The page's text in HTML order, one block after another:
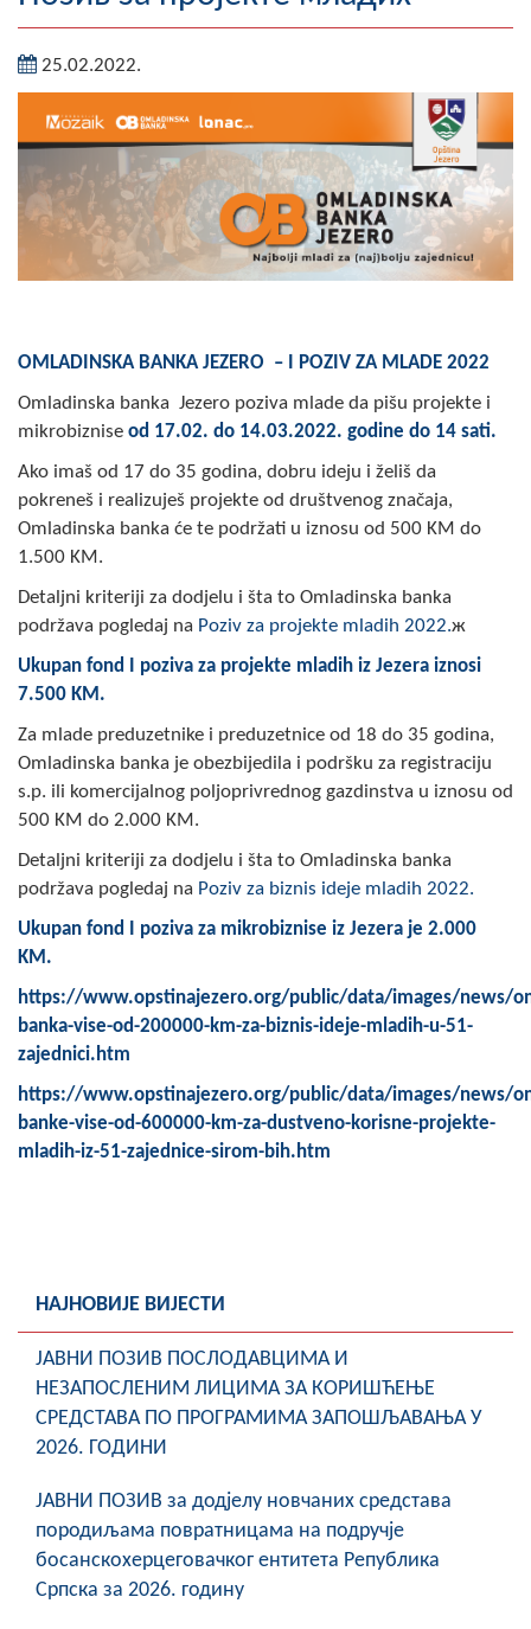
Географија
Насељена мјеста
Занимљивости
Фотогалерија
НАЧЕЛНИК
Замјеник начелника
Извјештај о раду начелника
СКУПШТИНА
Статут Општине
Скупштинско вијеће општине језеро
Састав Скупштине
Службени Гласници
ОПШТИНСКА УПРАВА
ИНФО
Вијести
Активности
Јавни позиви
Заштита од пожара
COVID 19
Геоистраживања
Туризам
Спорт
КОНТАКТ
25.02.2022.
OMLADINSKA BANKA JEZERO – I POZIV ZA MLADE 2022
Omladinska banka Jezero poziva mlade da pišu projekte i
mikrobiznise od 17.02. do 14.03.2022. godine do 14 sati.
Ako imaš od 17 do 35 godina, dobru ideju i želiš da
pokreneš i realizuješ projekte od društvenog značaja,
Omladinska banka će te podržati u iznosu od 500 KM do
1.500 KM.
Detaljni kriteriji za dodjelu i šta to Omladinska banka
podržava pogledaj na Poziv za projekte mladih 2022.ж
Ukupan fond I poziva za projekte mladih iz Jezera iznosi
7.500 KM .
Za mlade preduzetnike i preduzetnice od 18 do 35 godina,
Omladinska banka je obezbijedila i podršku za registraciju
s.p. ili komercijalnog poljoprivrednog gazdinstva u iznosu od
500 KM do 2.000 KM.
Detaljni kriteriji za dodjelu i šta to Omladinska banka
podržava pogledaj na Poziv za biznis ideje mladih 2022.
Ukupan fond I poziva za mikrobiznise iz Jezera je 2.000
KM.
https://www.opstinajezero.org/public/data/images/news/
banka-vise-od-200000-km-za-biznis-ideje-mladih-u-51-
zajednici.htm
https://www.opstinajezero.org/public/data/images/news/
banke-vise-od-600000-km-za-dustveno-korisne-projekte-
mladih-iz-51-zajednice-sirom-bih.htm
НАЈНОВИЈЕ ВИЈЕСТИ
ЈАВНИ ПОЗИВ ПОСЛОДАВЦИМА И
НЕЗАПОСЛЕНИМ ЛИЦИМА ЗА КОРИШЋЕЊЕ
СРЕДСТАВА ПО ПРОГРАМИМА ЗАПОШЉАВАЊА У
2026. ГОДИНИ
ЈАВНИ ПОЗИВ за додјелу новчаних средстава
породиљама повратницама на подручје
босанскохерцеговачког ентитета Република
Српска за 2026. годину